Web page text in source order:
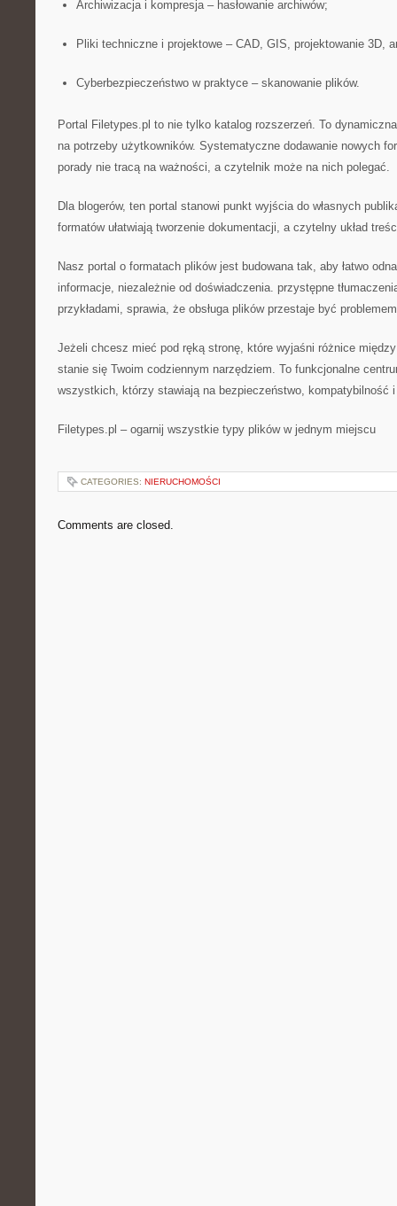
Archiwizacja i kompresja – hasłowanie archiwów;
Pliki techniczne i projektowe – CAD, GIS, projektowanie 3D,
Cyberbezpieczeństwo w praktyce – skanowanie plików.
Portal Filetypes.pl to nie tylko katalog rozszerzeń. To
na potrzeby użytkowników. Systematyczne dodawanie nowych
porady nie tracą na ważności, a czytelnik może na nich polegać.
Dla blogerów, ten portal stanowi punkt wyjścia do własnych
formatów ułatwiają tworzenie dokumentacji, a czytelny układ
Nasz portal o formatach plików jest budowana tak, aby łatwo
informacje, niezależnie od doświadczenia. przystępne
przykładami, sprawia, że obsługa plików przestaje być
Jeżeli chcesz mieć pod ręką stronę, które wyjaśni różnice
stanie się Twoim codziennym narzędziem. To funkcjonalne
wszystkich, którzy stawiają na bezpieczeństwo, kompatybilność
Filetypes.pl – ogarnij wszystkie typy plików w jednym miejscu
CATEGORIES: NIERUCHOMOŚCI
Comments are closed.